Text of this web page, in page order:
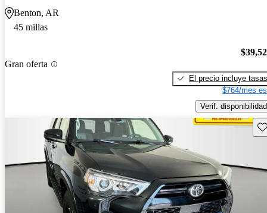
Benton, AR
45 millas
Gran oferta
El precio incluye tasas
$764/mes
Verif. disponibilidad